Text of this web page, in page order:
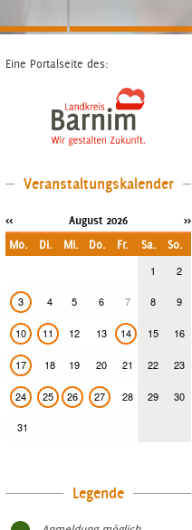
Eine Portalseite des:
Veranstaltungskalender
<< August 2026 >>
Mo. Di. Mi. Do. Fr. Sa. So.
1 2
3 4 5 6 7 8 9
10 11 12 13 14 15 16
17 18 19 20 21 22 23
24 25 26 27 28 29 30
31
Legende